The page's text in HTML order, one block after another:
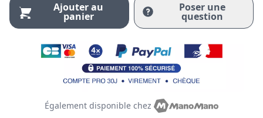
Ajouter au
panier
Poser une
question
Également disponible chez